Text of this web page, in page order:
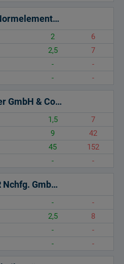
norelem Normelemente GmbH & Co. KG
2
6
2,5
7
-
-
- -
Otto Ganter GmbH & Co. KG
1,5
7
9
42
45
152
- -
F. REYHER Nchfg. GmbH & Co. KG
-
-
2,5
8
-
-
- -